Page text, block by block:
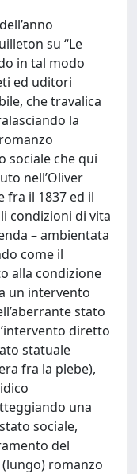
su “Le
in tal modo
ed uditori
che travalica
la
sociale che qui
nell’Oliver
fra il 1837 ed il
condizioni di vita
– ambientata
come il
alla condizione
un intervento
stato
diretto
statuale
fra la plebe),
una
sociale,
del
romanzo